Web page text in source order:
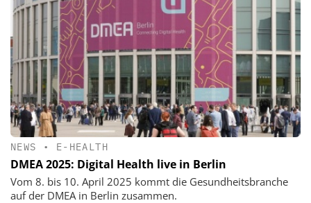
NEWS • E-HEALTH
DMEA 2025: Digital Health live in Berlin
Vom 8. bis 10. April 2025 kommt die Gesundheitsbranche
auf der DMEA in Berlin zusammen.